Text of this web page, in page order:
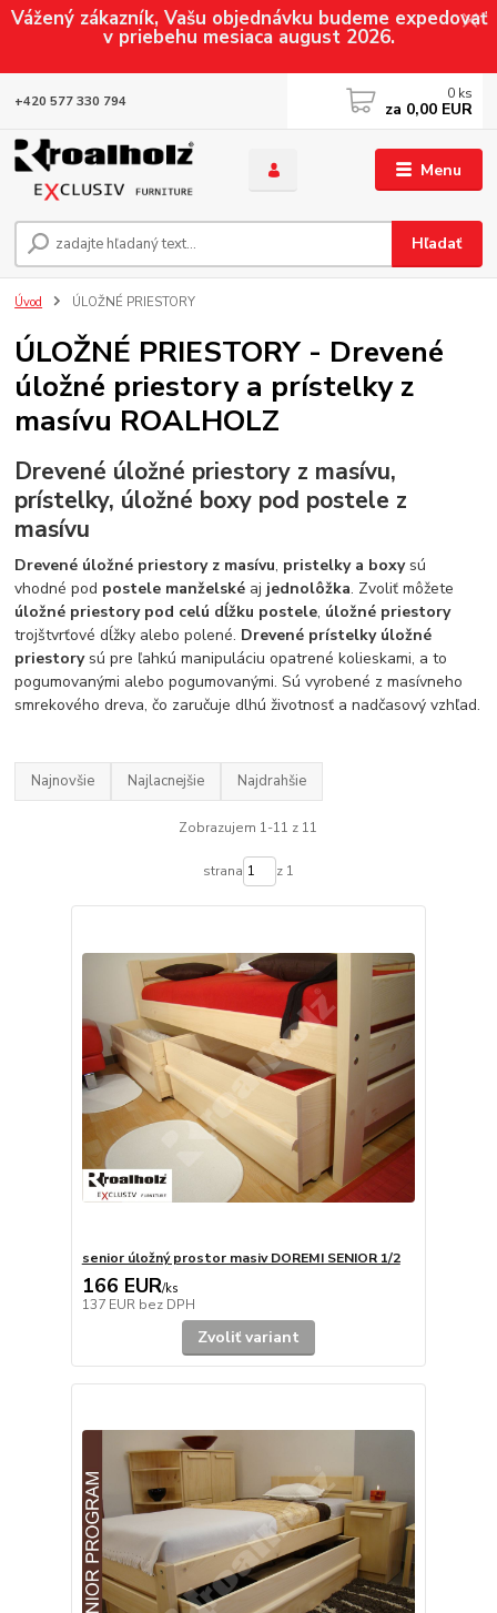
Vážený zákazník, Vašu objednávku budeme expedovať
v priebehu mesiaca august 2026.
Menu
Hľadať
+420 577 330 794 0 ks
za 0,00 EUR
Úvod ÚLOŽNÉ PRIESTORY
ÚLOŽNÉ PRIESTORY - Drevené
úložné priestory a prístelky z
masívu ROALHOLZ
Drevené úložné priestory z masívu,
prístelky, úložné boxy pod postele z
masívu
Drevené úložné priestory z masívu, pristelky a boxy sú
vhodné pod postele manželské aj jednolôžka. Zvoliť môžete
úložné priestory pod celú dĺžku postele, úložné priestory
trojštvrťové dĺžky alebo polené. Drevené prístelky úložné
priestory sú pre ľahkú manipuláciu opatrené kolieskami, a to
pogumovanými alebo pogumovanými. Sú vyrobené z masívneho
smrekového dreva, čo zaručuje dlhú životnosť a nadčasový vzhľad.
Najnovšie Najlacnejšie Najdrahšie
Zobrazujem 1-11 z 11
strana z 1
senior úložný prostor masiv DOREMI SENIOR 1/2
166 EUR/ks
137 EUR bez DPH
Zvoliť variant